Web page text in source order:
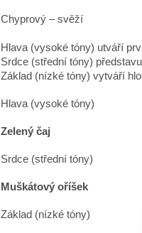
Chyprový – svěží
Hlava (vysoké tóny) utváří
Srdce (střední tóny)
Základ (nízké tóny) vytváří
Hlava (vysoké tóny)
Zelený čaj
Srdce (střední tóny)
Muškátový oříšek
Základ (nízké tóny)